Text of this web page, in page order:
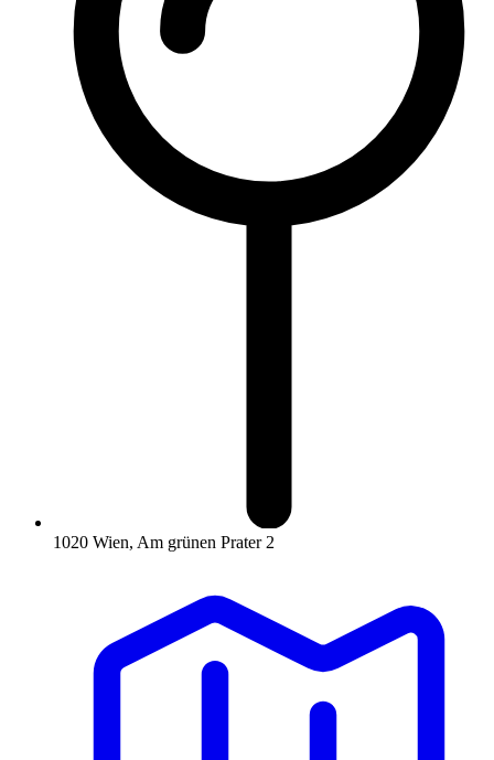
1020 Wien, Am grünen Prater 2